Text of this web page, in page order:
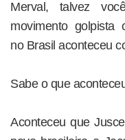
Merval, talvez
movimento golpista
no Brasil aconteceu
Sabe o que
Aconteceu que